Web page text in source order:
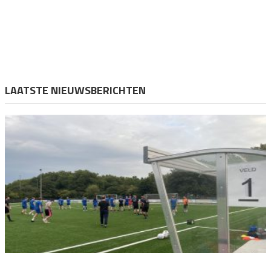
LAATSTE NIEUWSBERICHTEN